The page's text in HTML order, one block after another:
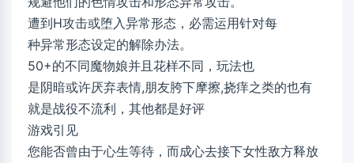
遭到H攻击或堕入异常形态，必需运用针对每
种异常形态设定的解除办法。
50+的不同魔物娘并且花样不同，玩法也
是阴暗或许厌弃表情,朋友胯下摩擦,挠痒之类的也有
就是战役不流利，其他都是好评
游戏引见
您能否曾由于心生等待，而成心去接下女性敌方释放